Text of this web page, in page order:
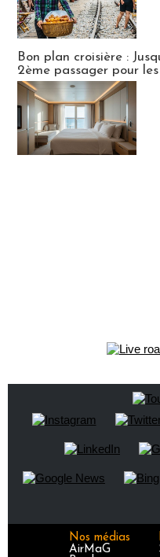
Bon plan croisière :
2ème passager pour
Nos médias
AirMaG